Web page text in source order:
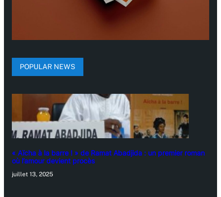
POPULAR NEWS
« Aïcha à la barre ! » de Ramat Abadjida : un premier roman
où l’amour devient procès
juillet 13, 2025